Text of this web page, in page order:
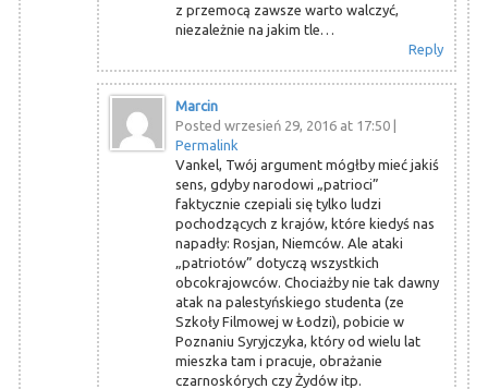
z przemocą zawsze warto walczyć,
niezależnie na jakim tle…
Reply
Marcin
Posted wrzesień 29, 2016 at 17:50|
Permalink
Vankel, Twój argument mógłby mieć jakiś
sens, gdyby narodowi „patrioci”
faktycznie czepiali się tylko ludzi
pochodzących z krajów, które kiedyś nas
napadły: Rosjan, Niemców. Ale ataki
„patriotów” dotyczą wszystkich
obcokrajowców. Chociażby nie tak dawny
atak na palestyńskiego studenta (ze
Szkoły Filmowej w Łodzi), pobicie w
Poznaniu Syryjczyka, który od wielu lat
mieszka tam i pracuje, obrażanie
czarnoskórych czy Żydów itp.